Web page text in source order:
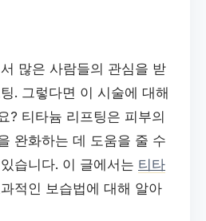
많은 사람들의 관심을 받
. 그렇다면 이 시술에 대해
? 티타늄 리프팅은 피부의
완화하는 데 도움을 줄 수
습니다. 이 글에서는 티타
적인 보습법에 대해 알아